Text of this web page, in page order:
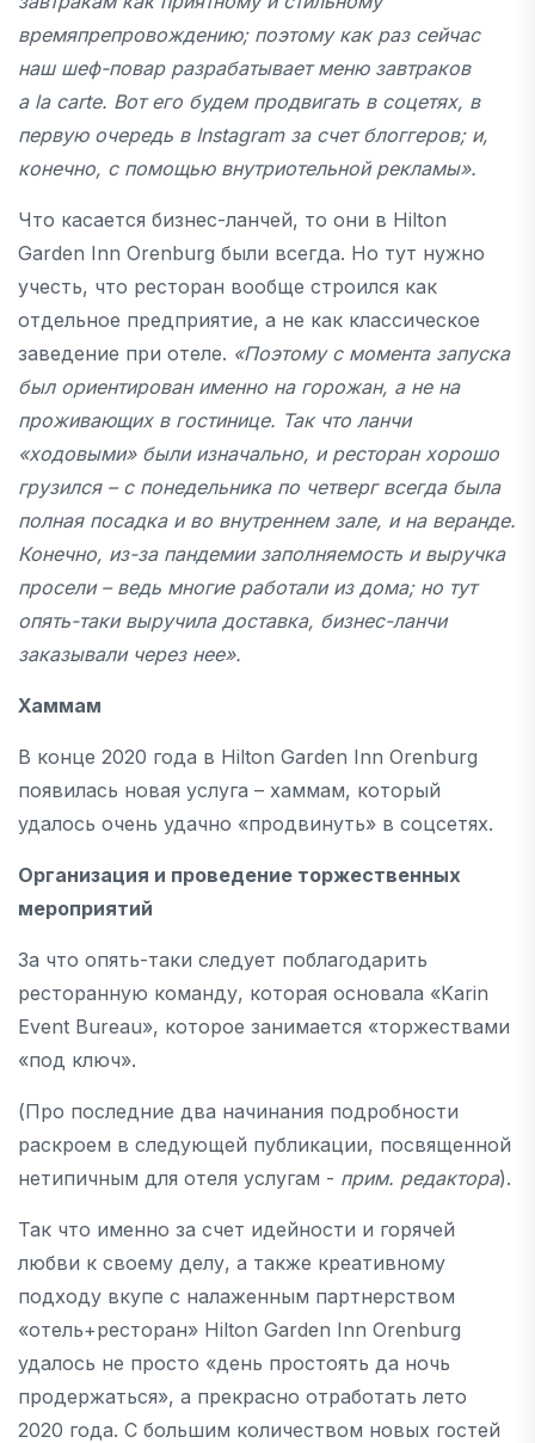
времяпрепровождению; поэтому как раз сейчас
наш шеф-повар разрабатывает меню завтраков
a la carte. Вот его будем продвигать в соцетях, в
первую очередь в Instagramза счет блоггеров; и,
конечно, с помощью внутриотельной рекламы».
Что касается бизнес-ланчей, то они в Hilton
Garden Inn Orenburg были всегда. Но тут нужно
учесть, что ресторан вообще строился как
отдельное предприятие, а не как классическое
заведение при отеле. «Поэтому с момента запуска
был ориентирован именно на горожан, а не на
проживающих в гостинице. Так что ланчи
«ходовыми» были изначально, и ресторан хорошо
грузился – с понедельника по четверг всегда была
полная посадка и во внутреннем зале, и на веранде.
Конечно, из-за пандемии заполняемость и выручка
просели – ведь многие работали из дома; но тут
опять-таки выручила доставка, бизнес-ланчи
заказывали через нее».
Хаммам
В конце 2020 года в Hilton Garden Inn Orenburg
появилась новая услуга – хаммам, который
удалось очень удачно «продвинуть» в соцсетях.
Организация и проведение торжественных
мероприятий
За что опять-таки следует поблагодарить
ресторанную команду, которая основала «Karin
Event Bureau», которое занимается «торжествами
«под ключ».
(Про последние два начинания подробности
раскроем в следующей публикации, посвященной
нетипичным для отеля услугам - прим. редактора).
Так что именно за счет идейности и горячей
любви к своему делу, а также креативному
подходу вкупе с налаженным партнерством
«отель+ресторан» Hilton Garden Inn Orenburg
удалось не просто «день простоять да ночь
продержаться», а прекрасно отработать лето
2020 года. С большим количеством новых гостей